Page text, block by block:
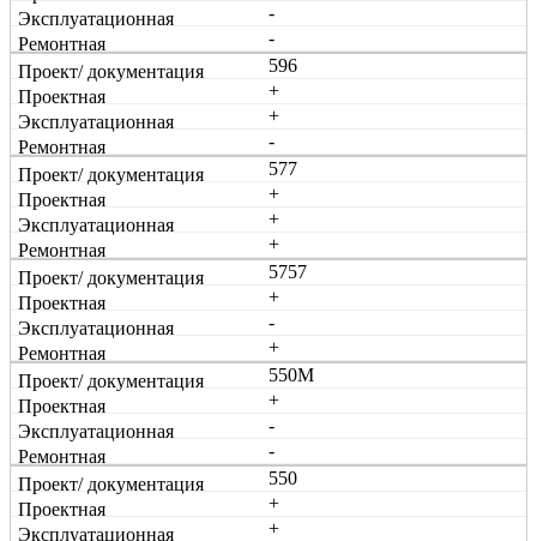
-
-
596
+
+
-
577
+
+
+
5757
+
-
+
550М
+
-
-
550
+
+